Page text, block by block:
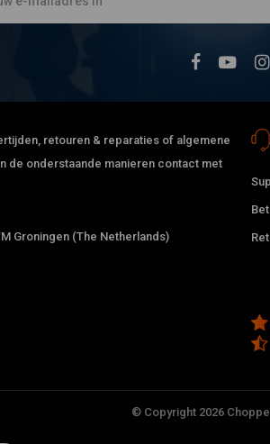
retouren & reparaties of algemene
de onderstaande manieren contact met
Groningen (The Netherlands)
© Copyright 2026